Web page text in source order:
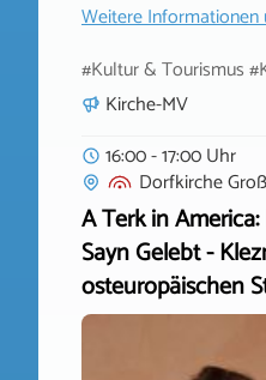
Weitere
#Kultur & Tourismus
Kirche-MV
16:00 - 17:00 Uhr
Dorfkirche
A Terk in
Sayn Gelebt -
osteuropäischen